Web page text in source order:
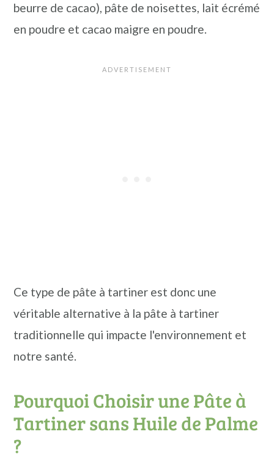
beurre de cacao), pâte de noisettes, lait écrémé
en poudre et cacao maigre en poudre.
Ce type de pâte à tartiner est donc une
véritable alternative à la pâte à tartiner
traditionnelle qui impacte l'environnement et
notre santé.
Pourquoi Choisir une Pâte à
Tartiner sans Huile de Palme
?